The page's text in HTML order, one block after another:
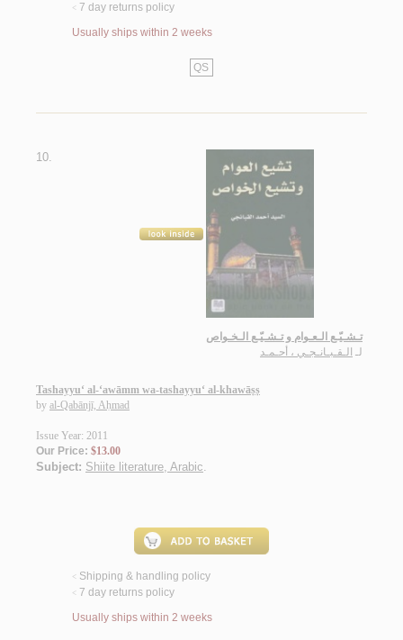
< 7 day returns policy
Usually ships within 2 weeks
QS
10.
تـشـيّـع الـعـوام و تـشـيّـع الـخـواص
لـ الـقـبـانـجـي ، أحـمـد
Tashayyu‘ al-‘awāmm wa-tashayyu‘ al-khawāṣṣ
by al-Qabānjī, Aḥmad
Issue Year: 2011
Our Price: $13.00
Subject: Shiite literature, Arabic.
< Shipping & handling policy
< 7 day returns policy
Usually ships within 2 weeks